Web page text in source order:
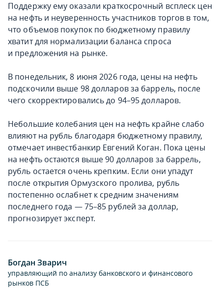
Поддержку ему оказали краткосрочный всплеск цен
на нефть и неуверенность участников торгов в том,
что объемов покупок по бюджетному правилу
хватит для нормализации баланса спроса
и предложения на рынке.
В понедельник, 8 июня 2026 года, цены на нефть
подскочили выше 98 долларов за баррель, после
чего скорректировались до 94–95 долларов.
Небольшие колебания цен на нефть крайне слабо
влияют на рубль благодаря бюджетному правилу,
отмечает инвестбанкир Евгений Коган. Пока цены
на нефть остаются выше 90 долларов за баррель,
рубль остается очень крепким. Если они упадут
после открытия Ормузского пролива, рубль
постепенно ослабнет к средним значениям
последнего года — 75–85 рублей за доллар,
прогнозирует эксперт.
Богдан Зварич
управляющий по анализу банковского и финансового
рынков ПСБ